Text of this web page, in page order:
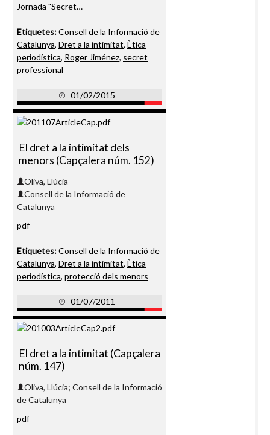
Jornada "Secret…
Etiquetes:Consell de la Informació de
Catalunya, Dret a la intimitat, Ètica
periodística, Roger Jiménez, secret
professional
01/02/2015
El dret a la intimitat dels
menors (Capçalera núm. 152)
Oliva, Llúcia
Consell de la Informació de
Catalunya
pdf
Etiquetes:Consell de la Informació de
Catalunya, Dret a la intimitat, Ètica
periodística, protecció dels menors
01/07/2011
El dret a la intimitat (Capçalera
núm. 147)
Oliva, Llúcia; Consell de la Informació
de Catalunya
pdf